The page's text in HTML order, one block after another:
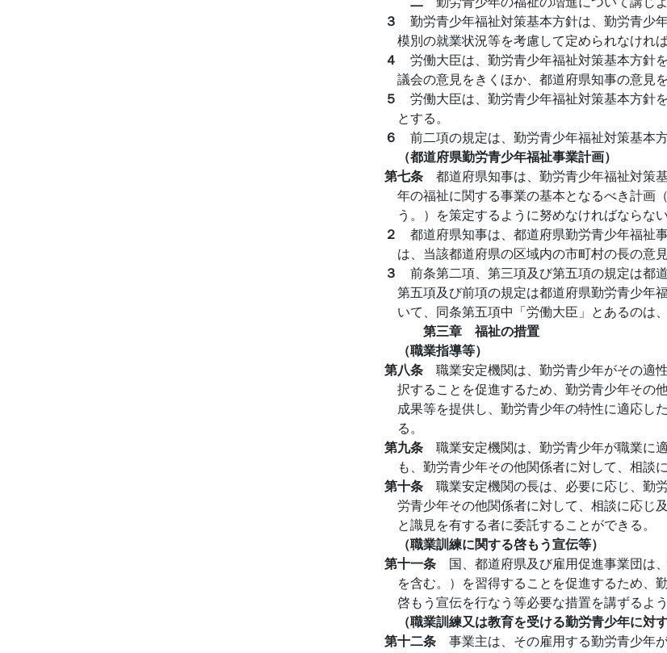
３ 勤労青少年福祉対策基本方針は、勤労青少
模別の就業状況等を考慮して定められなければ
４ 労働大臣は、勤労青少年福祉対策基本方針
議会の意見をきくほか、都道府県知事の意見
５ 労働大臣は、勤労青少年福祉対策基本方針
とする。
６ 前二項の規定は、勤労青少年福祉対策基本
（都道府県勤労青少年福祉事業計画）
第七条 都道府県知事は、勤労青少年福祉対策
年の福祉に関する事業の基本となるべき計画
う。）を策定するように努めなければならない
２ 都道府県知事は、都道府県勤労青少年福祉
は、当該都道府県の区域内の市町村の長の意
３ 前条第二項、第三項及び第五項の規定は都
第五項及び前項の規定は都道府県勤労青少年
いて、同条第五項中「労働大臣」とあるのは
第三章 福祉の措置
（職業指導等）
第八条 職業安定機関は、勤労青少年がその適
択することを促進するため、勤労青少年その
成果等を提供し、勤労青少年の特性に適応し
る。
第九条 職業安定機関は、勤労青少年が職業に
も、勤労青少年その他関係者に対して、相談
第十条 職業安定機関の長は、必要に応じ、勤
労青少年その他関係者に対して、相談に応じ
と識見を有する者に委託することができる。
（職業訓練に関する啓もう宣伝等）
第十一条 国、都道府県及び雇用促進事業団は
を含む。）を習得することを促進するため、
啓もう宣伝を行なう等必要な措置を講ずるよ
（職業訓練又は教育を受ける勤労青少年に対
第十二条 事業主は、その雇用する勤労青少年